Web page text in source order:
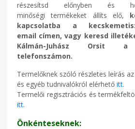
részesítsd előnyben és
minőségi termékeket állíts elő,
kapcsolatba a
email címen, vagy keresd
Kálmán-Juhász Orsit a
telefonszámon.
Termelőknek szóló részletes leírás
és egyéb tudnivalókról elérhető itt.
Termelői regisztrációs és
itt.
Önkénteseknek: